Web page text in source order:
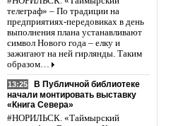
телеграф» – По традиции на
предприятиях-передовиках в день
выполнения плана устанавливают
символ Нового года – елку и
зажигают на ней гирлянды. Таким
образом…
13:25
В Публичной библиотеке
начали монтировать выставку
«Книга Севера»
#НОРИЛЬСК. «Таймырский